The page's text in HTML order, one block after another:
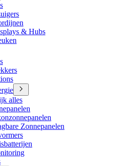
& Hubs
alles
Zonnepanelen